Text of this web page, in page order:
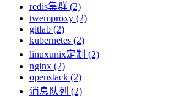
redis集群 (2)
twemproxy (2)
gitlab (2)
kubernetes (2)
linuxunix定制 (2)
nginx (2)
openstack (2)
消息队列 (2)